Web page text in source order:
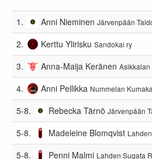
1. Anni Nieminen Järvenpään
2. Kerttu Ylirisku Sandokai ry
3. Anna-Maija Keränen Asikkalan
4. Anni Pellikka Nummelan
5-8. Rebecka Tärnö Järvenpään
5-8. Madeleine Blomqvist
5-8. Penni Malmi Lahden Sugata